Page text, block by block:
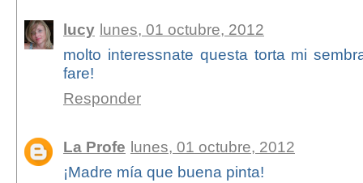
lucy lunes, 01 octubre, 2012
molto interessnate questa torta mi
fare!
Responder
La Profe lunes, 01 octubre, 2012
¡Madre mía que buena pinta!